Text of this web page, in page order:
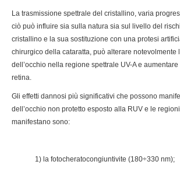
La trasmissione spettrale del cristallino, varia
ciò può influire sia sulla natura sia sul livello del
cristallino e la sua sostituzione con una protesi
chirurgico della cataratta, può alterare notevolmente
dell’occhio nella regione spettrale UV-A e
retina.
Gli effetti dannosi più significativi che possono
dell’occhio non protetto esposto alla RUV e le
manifestano sono:
1) la fotocheratocongiuntivite (180÷330 nm);